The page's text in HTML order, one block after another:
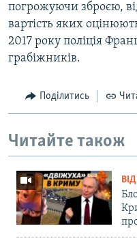
погрожуючи зброєю,
вартість яких
2017 року поліція
грабіжників.
Поділитись
Читайте також